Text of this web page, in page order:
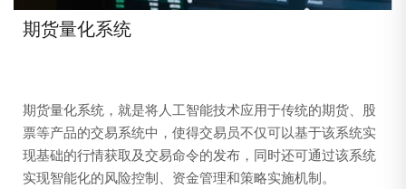
期货量化系统
期货量化系统，就是将人工智能技术应用于传统的期货、股
票等产品的交易系统中，使得交易员不仅可以基于该系统实
现基础的行情获取及交易命令的发布，同时还可通过该系统
实现智能化的风险控制、资金管理和策略实施机制。